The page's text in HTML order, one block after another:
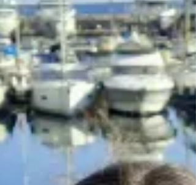
llaman Heeding Climate Solutions
e HY-Plug y han decidido cooperar
para descarbonizar el sector
marítimo